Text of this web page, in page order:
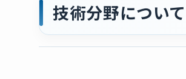
技術分野について